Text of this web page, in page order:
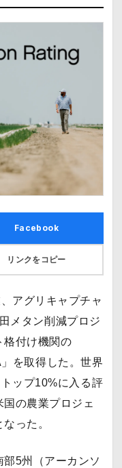
Facebook
リンクをコピー
アグリキャプチャ
メタン削減プロジ
格付け機関の
を取得した。世界
ップ10%に入る評
の農業プロジェ
った。
5州（アーカンソ